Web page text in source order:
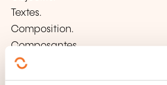
Textes.
Composition.
Composantes.
Calendrier de mise en œuvre.
Le ratio MREL: